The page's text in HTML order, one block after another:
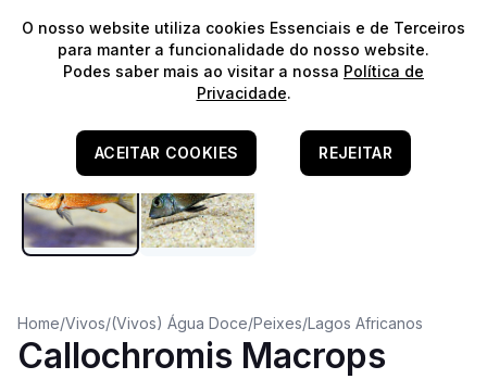
⭐️ Envios Gratuitos para encomendas acima de 60€!*⭐️
Água Doce
Home/Vivos/(Vivos) Água Doce/Peixes/Lagos Africanos
Callochromis Macrops
O nosso website utiliza cookies Essenciais e de Terceiros
para manter a funcionalidade do nosso website.
Podes saber mais ao visitar a nossa Política de
Privacidade.
ACEITAR COOKIES REJEITAR